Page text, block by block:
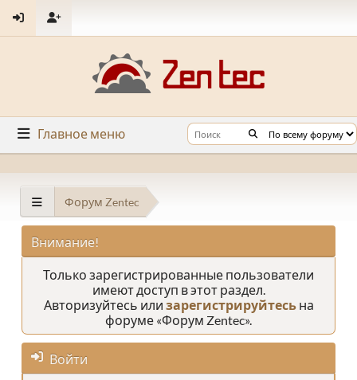
Главное меню
Форум Zentec
Внимание!
Только зарегистрированные пользователи
имеют доступ в этот раздел.
Авторизуйтесь или зарегистрируйтесьна
форуме «Форум Zentec».
Войти